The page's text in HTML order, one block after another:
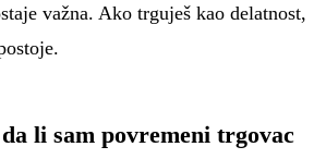
važna. Ako trguješ kao delatnost,
li sam povremeni trgovac